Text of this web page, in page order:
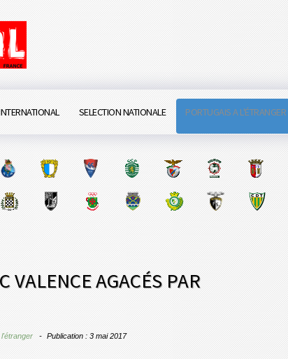
SELECTION NATIONALE PORTUGAIS A L'ÉTRANGER
VALENCE AGACÉS PAR
Publication : 3 mai 2017